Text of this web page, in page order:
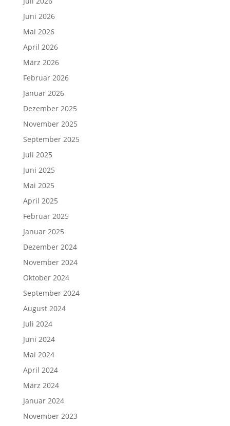
Juni 2026
Mai 2026
April 2026
März 2026
Februar 2026
Januar 2026
Dezember 2025
November 2025
September 2025
Juli 2025
Juni 2025
Mai 2025
April 2025
Februar 2025
Januar 2025
Dezember 2024
November 2024
Oktober 2024
September 2024
August 2024
Juli 2024
Juni 2024
Mai 2024
April 2024
März 2024
Januar 2024
November 2023